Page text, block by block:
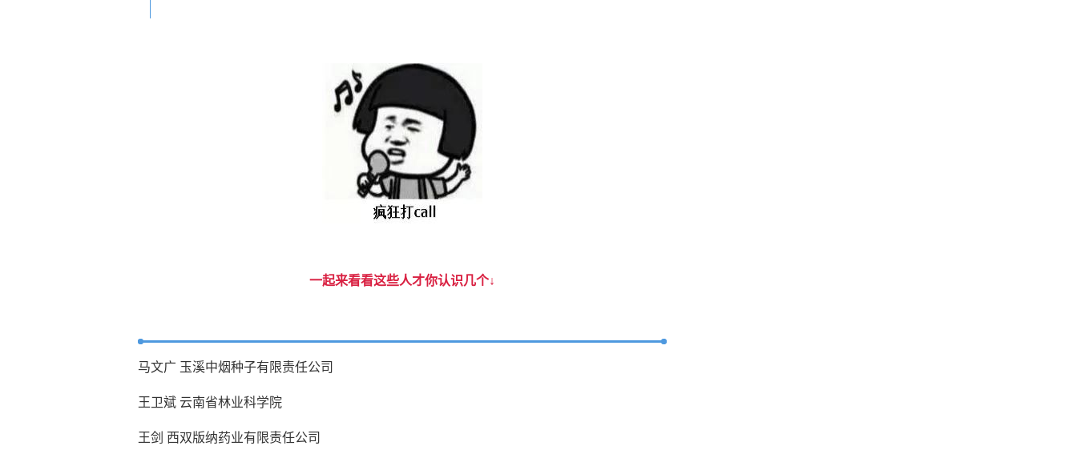
一起来看看这些人才你认识几个↓
马文广 玉溪中烟种子有限责任公司
王卫斌 云南省林业科学院
王剑 西双版纳药业有限责任公司